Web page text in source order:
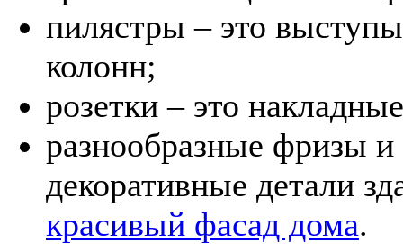
пилястры – это
колонн;
розетки – это
разнообразные фризы
декоративные детали
красивый фасад дома.